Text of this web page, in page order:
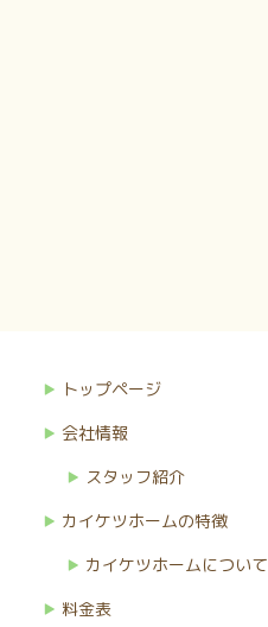
トップページ
会社情報
スタッフ紹介
カイケツホームの特徴
カイケツホームについて
料金表